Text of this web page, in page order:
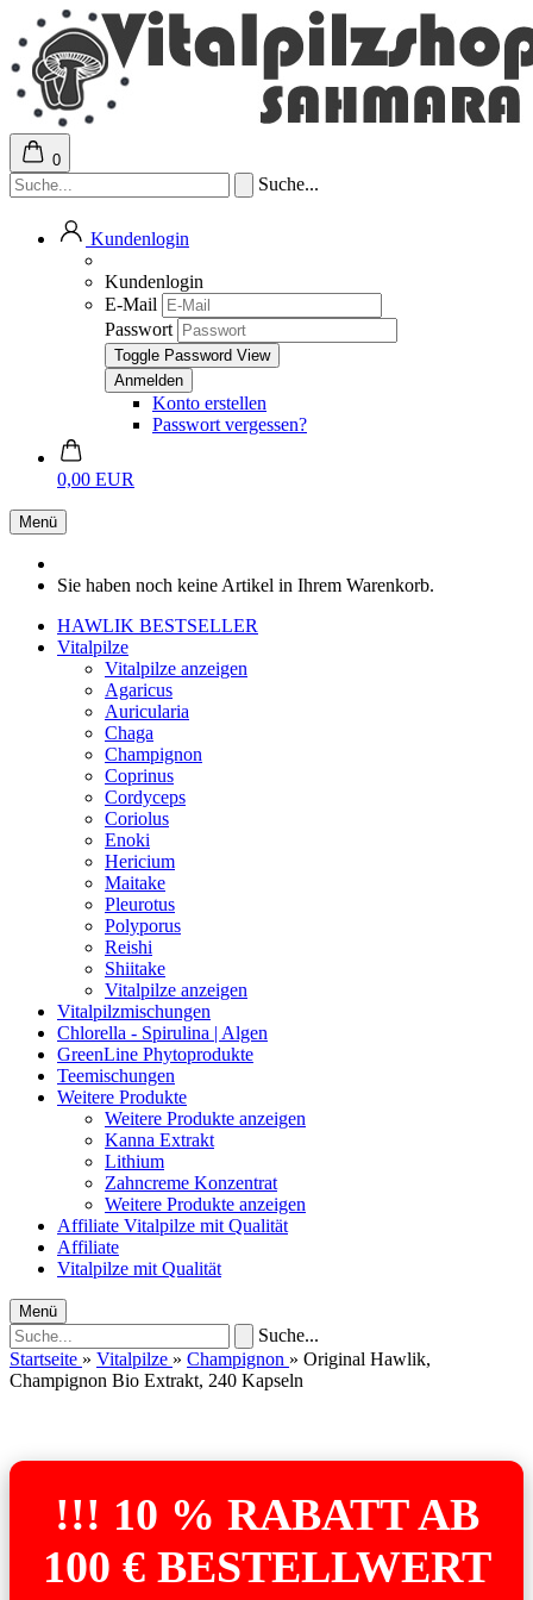
0
Suche...
Kundenlogin
Kundenlogin
E-Mail
Passwort
Toggle Password View
Konto erstellen
Passwort vergessen?
0,00 EUR
Menü
Sie haben noch keine Artikel in Ihrem Warenkorb.
HAWLIK BESTSELLER
Vitalpilze
Vitalpilze anzeigen
Agaricus
Auricularia
Chaga
Champignon
Coprinus
Cordyceps
Coriolus
Enoki
Hericium
Maitake
Pleurotus
Polyporus
Reishi
Shiitake
Vitalpilze anzeigen
Vitalpilzmischungen
Chlorella - Spirulina | Algen
GreenLine Phytoprodukte
Teemischungen
Weitere Produkte
Weitere Produkte anzeigen
Kanna Extrakt
Lithium
Zahncreme Konzentrat
Weitere Produkte anzeigen
Affiliate Vitalpilze mit Qualität
Affiliate
Vitalpilze mit Qualität
Menü
Suche...
Startseite » Vitalpilze » Champignon » Original Hawlik,
Champignon Bio Extrakt, 240 Kapseln
!!! 10 % RABATT AB
100 € BESTELLWERT